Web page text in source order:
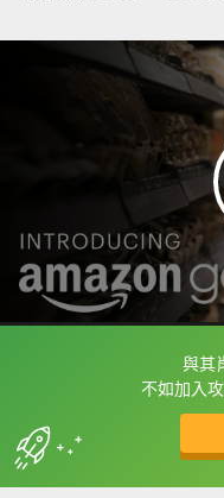
與其
不如加入
框選或點兩
收錄佳句